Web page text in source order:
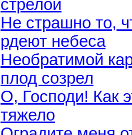
стрелой
Не страшно то,
рдеют небеса
Необратимой
плод созрел
О, Господи! Как
тяжело